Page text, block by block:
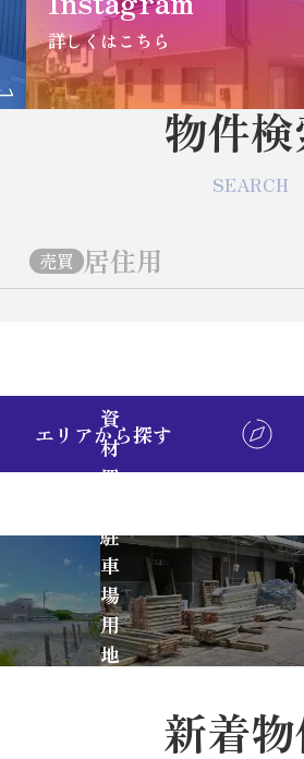
詳しくはこちら
物件
SEARCH
売買 居住用
エリアから探す
資
材
置
駐
車
場
用
地
新着